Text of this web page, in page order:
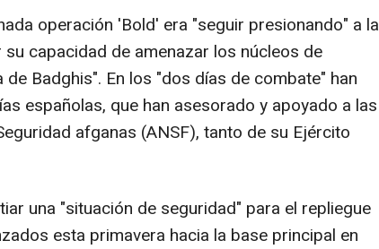
operación 'Bold' era "seguir presionando" a la
su capacidad de amenazar los núcleos de
Badghis". En los "dos días de combate" han
españolas, que han asesorado y apoyado a las
afganas (ANSF), tanto de su Ejército
una "situación de seguridad" para el repliegue
esta primavera hacia la base principal en